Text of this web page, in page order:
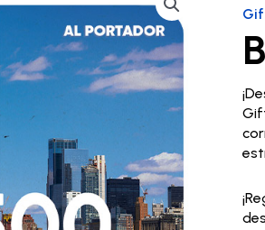
Boliviana de
Aviación
Brasil
Caribe
Chile
Europa
México
Requisitos Visas
Blog